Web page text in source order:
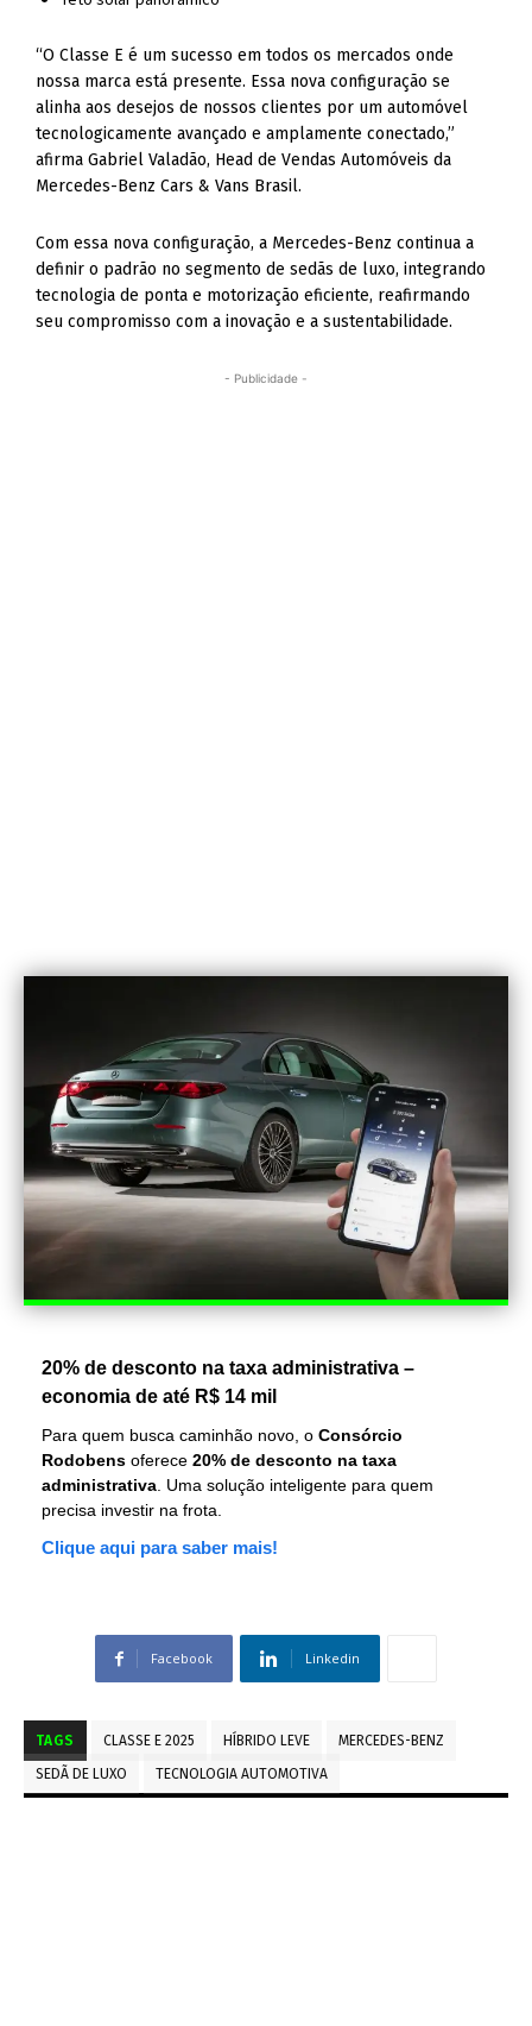
“O Classe E é um sucesso em todos os mercados onde
nossa marca está presente. Essa nova configuração se
alinha aos desejos de nossos clientes por um automóvel
tecnologicamente avançado e amplamente conectado,”
afirma Gabriel Valadão, Head de Vendas Automóveis da
Mercedes-Benz Cars & Vans Brasil.
Com essa nova configuração, a Mercedes-Benz continua a
definir o padrão no segmento de sedãs de luxo, integrando
tecnologia de ponta e motorização eficiente, reafirmando
seu compromisso com a inovação e a sustentabilidade.
- Publicidade -
20% de desconto na taxa administrativa –
economia de até R$ 14 mil
Para quem busca caminhão novo, o Consórcio
Rodobens oferece 20% de desconto na taxa
administrativa . Uma solução inteligente para quem
precisa investir na frota.
Clique aqui para saber mais!
Facebook Linkedin
TAGS CLASSE E 2025 HÍBRIDO LEVE
MERCEDES-BENZ
SEDÃ DE LUXO
TECNOLOGIA AUTOMOTIVA